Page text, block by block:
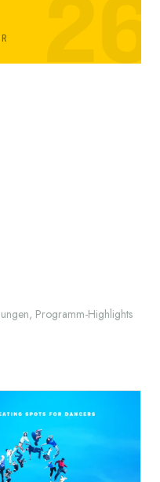
26
Programm-Highlights